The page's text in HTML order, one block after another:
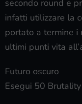
secondo round e
infatti utilizzare la
portato a termine i
ultimi punti vita
Futuro oscuro
Esegui 50 Brutality